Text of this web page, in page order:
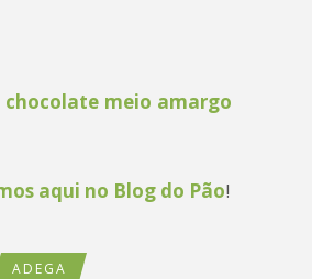
chocolate meio amargo
aqui no Blog do Pão!
ADEGA